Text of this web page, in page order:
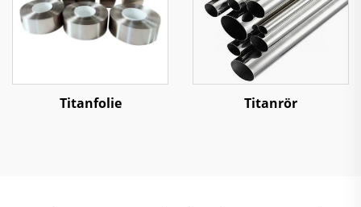
Titanfolie Titanrör